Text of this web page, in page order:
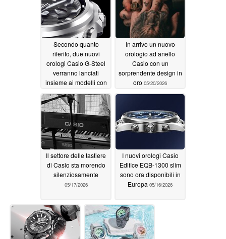
Secondo quanto
riferito, due nuovi
orologi Casio G-Steel
verranno lanciati
insieme ai modelli con
05/20/2026
In arrivo un nuovo
orologio ad anello
Casio con un
sorprendente design in
oro 05/20/2026
Il settore delle tastiere
di Casio sta morendo
silenziosamente
05/17/2026
I nuovi orologi Casio
Edifice EQB-1300 slim
sono ora disponibili in
Europa 05/16/2026